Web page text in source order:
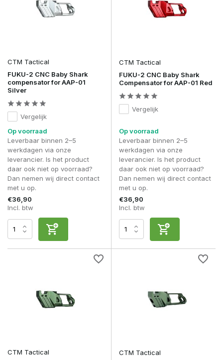
CTM Tactical
FUKU-2 CNC Baby Shark
compensator for AAP-01
Silver
Vergelijk
Op voorraad
Leverbaar binnen 2–5
werkdagen via onze
leverancier. Is het product
daar ook niet op voorraad?
Dan nemen wij direct contact
met u op.
€36,90
Incl. btw
CTM Tactical
FUKU-2 CNC Baby Shark
Compensator for AAP-01 Red
Vergelijk
Op voorraad
Leverbaar binnen 2–5
werkdagen via onze
leverancier. Is het product
daar ook niet op voorraad?
Dan nemen wij direct contact
met u op.
€36,90
Incl. btw
CTM Tactical
CTM Tactical